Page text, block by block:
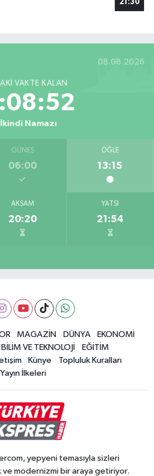
21:30
08.08.2026
VAKTE KALAN
İkindi Namazı
GÜNEŞ
06:00
ÖĞLE
13:15
AKŞAM
20:20
YATSI
21:54
MAGAZİN DÜNYA
EKONOMİ
BİLİM VE TEKNOLOJİ
EĞİTİM
Künye
Topluluk Kuralları
Yayın İlkeleri
yepyeni temasıyla sizleri
modernizmi bir araya getiriyor.